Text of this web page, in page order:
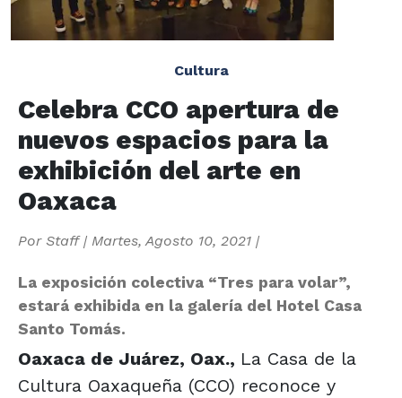
Cultura
Celebra CCO apertura de
nuevos espacios para la
exhibición del arte en
Oaxaca
Por Staff| Martes, Agosto 10, 2021 |
La exposición colectiva “Tres para volar”,
estará exhibida en la galería del Hotel Casa
Santo Tomás.
Oaxaca de Juárez, Oax., La Casa de la
Cultura Oaxaqueña (CCO) reconoce y